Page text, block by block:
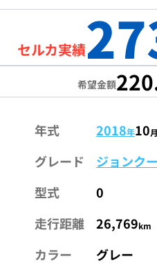
セルカ実績
希望金額
年式 2018年10月
グレード
ジョンク
型式
0
走行距離
26,769km
カラー
グレー